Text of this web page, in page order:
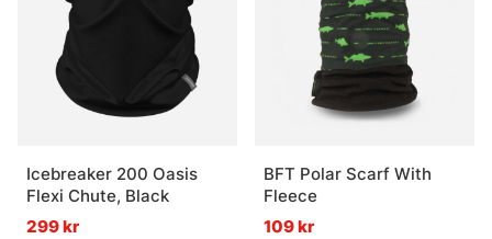
Icebreaker 200 Oasis
Flexi Chute, Black
299 kr
BFT Polar Scarf With
Fleece
109 kr